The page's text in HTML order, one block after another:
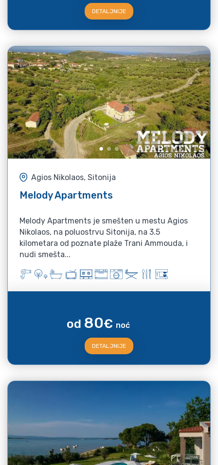
DETALJNIJE
Agios Nikolaos, Sitonija
Melody Apartments
Melody Apartments je smešten u mestu Agios
Nikolaos, na poluostrvu Sitonija, na 3.5
kilometara od poznate plaže Trani Ammouda, i
nudi smešta...
od 80€ noć
DETALJNIJE